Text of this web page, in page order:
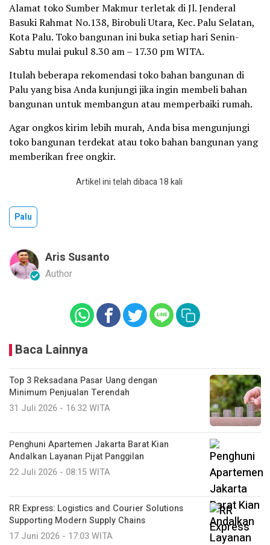
Alamat toko Sumber Makmur terletak di Jl. Jenderal
Basuki Rahmat No.138, Birobuli Utara, Kec. Palu Selatan,
Kota Palu. Toko bangunan ini buka setiap hari Senin-
Sabtu mulai pukul 8.30 am – 17.30 pm WITA.
Itulah beberapa rekomendasi toko bahan bangunan di
Palu yang bisa Anda kunjungi jika ingin membeli bahan
bangunan untuk membangun atau memperbaiki rumah.
Agar ongkos kirim lebih murah, Anda bisa mengunjungi
toko bangunan terdekat atau toko bahan bangunan yang
memberikan free ongkir.
Artikel ini telah dibaca 18 kali
Palu
Aris Susanto
Author
Baca Lainnya
Top 3 Reksadana Pasar Uang dengan
Minimum Penjualan Terendah
31 Juli 2026 - 16:32 WITA
Penghuni Apartemen Jakarta Barat Kian
Andalkan Layanan Pijat Panggilan
22 Juli 2026 - 08:15 WITA
RR Express: Logistics and Courier Solutions
Supporting Modern Supply Chains
17 Juni 2026 - 17:03 WITA